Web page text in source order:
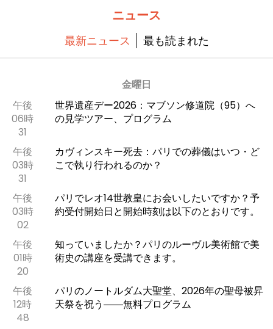
申し込みください）。ニュース
最新ニュース 最も読まれた
金曜日
午後
06時
31
世界遺産デー2026：マブソン修道院（95）へ
の見学ツアー、プログラム
午後
03時
31
カヴィンスキー死去：パリでの葬儀はいつ・ど
こで執り行われるのか？
午後
03時
02
パリでレオ14世教皇にお会いしたいですか？予
約受付開始日と開始時刻は以下のとおりです。
午後
01時
20
知っていましたか？パリのルーヴル美術館で美
術史の講座を受講できます。
午後
12時
48
パリのノートルダム大聖堂、2026年の聖母被昇
天祭を祝う――無料プログラム